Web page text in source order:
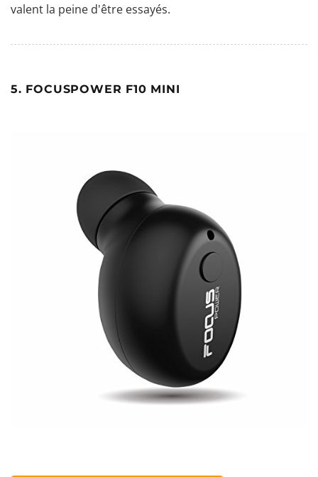
valent la peine d'être essayés.
5. FOCUSPOWER F10 MINI